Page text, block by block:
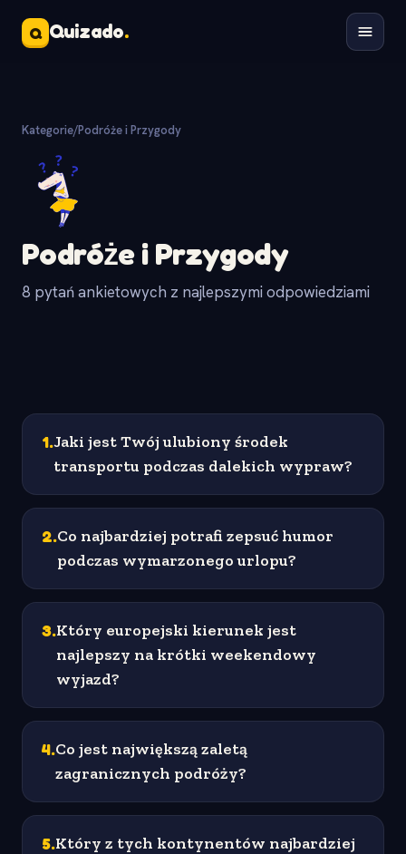
Q Quizado.
Kategorie/Podróże i Przygody
Podróże i Przygody
8 pytań ankietowych z najlepszymi odpowiedziami
1.Jaki jest Twój ulubiony środek
transportu podczas dalekich wypraw?
2.Co najbardziej potrafi zepsuć humor
podczas wymarzonego urlopu?
3.Który europejski kierunek jest
najlepszy na krótki weekendowy
wyjazd?
4.Co jest największą zaletą
zagranicznych podróży?
5.Który z tych kontynentów najbardziej